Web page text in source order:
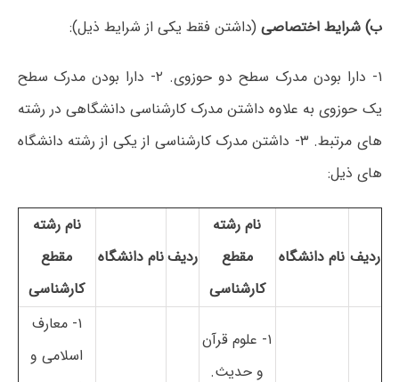
ب) شرایط اختصاصی (داشتن فقط یکی از شرایط ذیل):
۱- دارا بودن مدرک سطح دو حوزوی. ۲- دارا بودن مدرک سطح
یک حوزوی به علاوه داشتن مدرک کارشناسی دانشگاهی در رشته
های مرتبط. ۳- داشتن مدرک کارشناسی از یکی از رشته دانشگاه
های ذیل:
ردیف نام دانشگاه
نام رشته
مقطع
کارشناسی
ردیفنام دانشگاه
نام رشته
مقطع
کارشناسی
۱- علوم قرآن
و حدیث.
۱- معارف
اسلامی و